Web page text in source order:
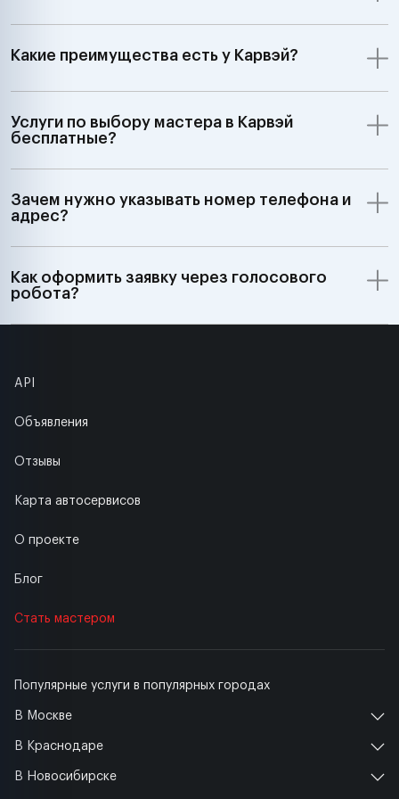
Какие преимущества есть у Карвэй?
Услуги по выбору мастера в Карвэй
бесплатные?
Зачем нужно указывать номер телефона и
адрес?
Как оформить заявку через голосового
робота?
Популярные услуги в популярных городах
В Москве
В Краснодаре
В Новосибирске
API
Объявления
Отзывы
Карта автосервисов
О проекте
Блог
Стать мастером